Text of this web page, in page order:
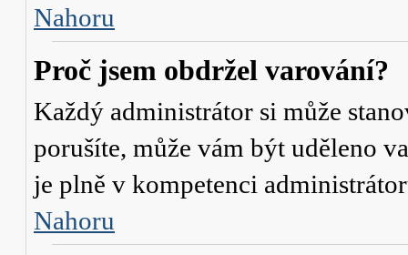
Nahoru
Proč jsem obdržel varování?
Každý administrátor si může
porušíte, může vám být uděleno
je plně v kompetenci
Nahoru